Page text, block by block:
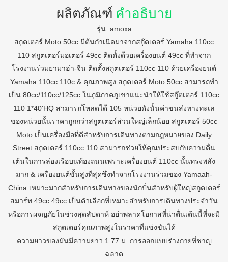
ผลิตภัณฑ์ คำอธิบาย
รุ่น: amoxa
สกูตเตอร์ Moto 50cc มีต้นกำเนิดมาจากสกู๊ตเตอร์ Yamaha 110cc
110 สกูตเตอร์มอเตอร์ 49cc ติดตั้งด้วยเครื่องยนต์ 49cc ที่ทำจาก
โรงงานร่วมยามาฮ่า-จีน ติดตั้งสกูตเตอร์ 110cc 110 ด้วยเครื่องยนต์
Yamaha 110cc 110c & คุณภาพสูง สกูตเตอร์ Moto 50cc สามารถทำ
เป็น 80cc/110cc/125cc ในภูมิภาคภูเขาแนะนำให้ใช้สกู๊ตเตอร์ 110cc
110 1*40'HQ สามารถโหลดได้ 105 หน่วยดังนั้นค่าขนส่งทางทะเล
ของหน่วยนั้นราคาถูกกว่าสกูตเตอร์ส่วนใหญ่เล็กน้อย สกูตเตอร์ 50cc
Moto เป็นเครื่องมือที่ดีสำหรับการเดินทางตามกฎหมายของ Daily
Street สกูตเตอร์ 110cc 110 สามารถช่วยให้คุณประสบกับความตื่น
เต้นในการล่องเรือบนท้องถนนเพราะเครื่องยนต์ 110cc นั้นทรงพลัง
มาก & เครื่องยนต์ขั้นสูงที่สุดซึ่งทำจากโรงงานร่วมของ Yamaah-
China เหมาะมากสำหรับการเดินทางของนักปั่นสำหรับผู้ใหญ่สกูตเตอร์
สมาร์ท 49cc 49cc เป็นตัวเลือกที่เหมาะสำหรับการเดินทางประจำวัน
หรือการผจญภัยในช่วงสุดสัปดาห์ อย่าพลาดโอกาสที่น่าตื่นเต้นนี้ที่จะมี
สกูตเตอร์คุณภาพสูงในราคาที่แข่งขันได้
ความยาวของมันมีความยาว 1.77 ม. การออกแบบร่างกายที่ชาญ
ฉลาด